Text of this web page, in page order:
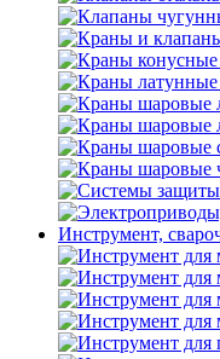
Инструмент,